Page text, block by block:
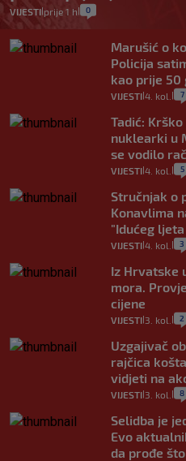
VIJESTI| prije 1 h 0
Marušić o
Policija
kao prije 50
VIJESTI 4. kol. 7
Tadić:
nuklearki u
se vodilo
VIJESTI 4. kol. 5
Stručnjak o
Konavlima
"Idućeg
VIJESTI 4. kol. 3
Iz Hrvatske
mora.
cijene
VIJESTI 3. kol. 2
Uzgajivač
rajčica
vidjeti na
VIJESTI 3. kol. 8
Selidba je
Evo
da prođe